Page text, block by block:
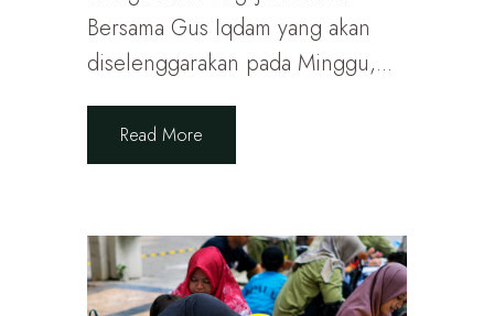
Bersama Gus Iqdam yang akan
diselenggarakan pada Minggu,...
Read More